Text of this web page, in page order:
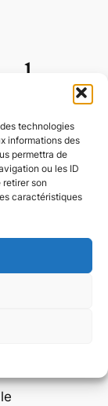
technologies
informations des
permettra de
ou les ID
retirer son
caractéristiques
système
sur